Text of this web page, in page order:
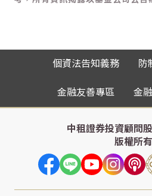
個資法告知義務 防
金融友善專區 金
中租證券投資顧問
版權所有